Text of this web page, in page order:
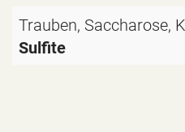
Trauben, Saccharose,
Sulfite